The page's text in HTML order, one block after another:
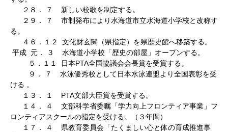
２８． ７ 新しい校歌を制定する。
２９． ７ 市制発布により水海道市立水海道小学校と改称す
る。
４６．１２ 文化財玄関（県指定）を県歴史館へ移築する。
平成 元． ３ 水海道小学校「歴史の部屋」オープンする。
５．１１ 日本PTA全国協議会会長賞を受賞する。
９． ７ 水泳優秀校として日本水泳連盟より全国表彰を受
ける 。
１３． １ PTA文部大臣賞を受賞する。
１４． ４ 文部科学省委嘱「学力向上フロンティア事業」フ
ロンティアスクールの指定を受ける。（３年間）
１７． ４ 県教育委員会「たくましい心と体の育成推進事